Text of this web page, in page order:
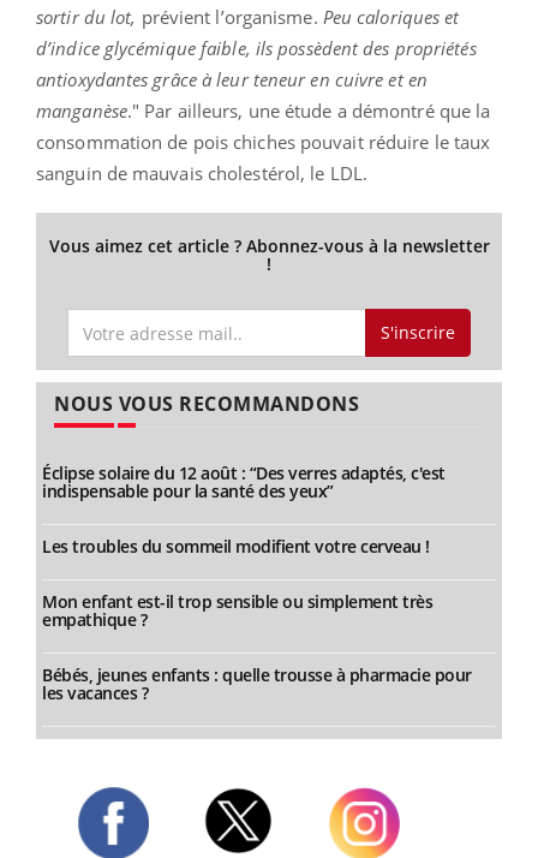
sortir du lot, prévient l’organisme. Peu caloriques et
d’indice glycémique faible, ils possèdent des propriétés
antioxydantes grâce à leur teneur en cuivre et en
manganèse." Par ailleurs, une étude a démontré que la
consommation de pois chiches pouvait réduire le taux
sanguin de mauvais cholestérol, le LDL.
Vous aimez cet article ? Abonnez-vous à la newsletter
!
S'inscrire
NOUS VOUS RECOMMANDONS
Éclipse solaire du 12 août : “Des verres adaptés, c'est
indispensable pour la santé des yeux”
Les troubles du sommeil modifient votre cerveau !
Mon enfant est-il trop sensible ou simplement très
empathique ?
Bébés, jeunes enfants : quelle trousse à pharmacie pour
les vacances ?